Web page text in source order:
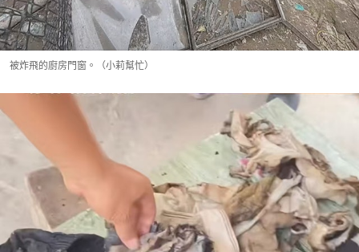
被炸飛的廚房門窗。（小莉幫忙）